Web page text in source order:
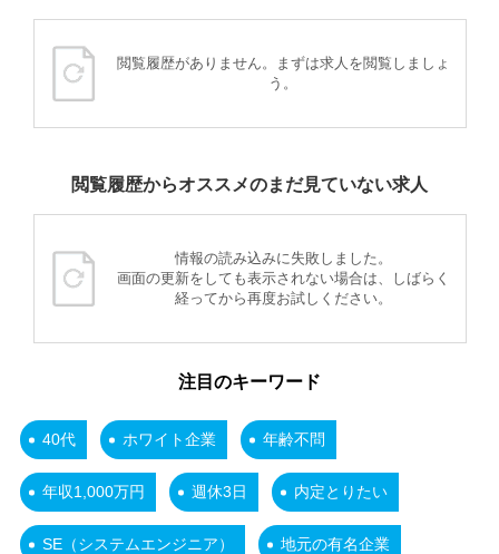
閲覧履歴がありません。まずは求人を閲覧しましょ
う。
閲覧履歴からオススメのまだ見ていない求人
情報の読み込みに失敗しました。
画面の更新をしても表示されない場合は、しばらく
経ってから再度お試しください。
注目のキーワード
40代 ホワイト企業 年齢不問
年収1,000万円 週休3日 内定とりたい
SE（システムエンジニア） 地元の有名企業